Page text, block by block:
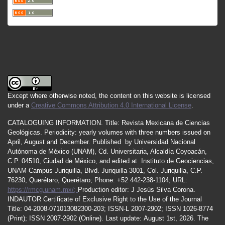
Except where otherwise noted, the content on this website is licensed
under a Creative Commons Attribution 4.0 International License.
CATALOGUING INFORMATION. Title: Revista Mexicana de Ciencias
Geológicas. Periodicity: yearly volumes with three numbers issued on
April , August and December. Published by Universidad Nacional
Autónoma de México (UNAM), Cd. Universitaria, Alcaldía Coyoacán,
C.P. 04510, Ciudad de México, and edited at Instituto de Geociencias,
UNAM-Campus Juriquilla, Blvd. Juriquilla 3001, Col. Juriquilla, C.P.
76230, Querétaro, Querétaro; Phone: +52 442-238-1104; URL:
https://rmcg.unam.mx/; Production editor: J Jesús Silva Corona.
INDAUTOR Certificate of Exclusive Right to the Use of the Journal
Title: 04-2008-071013082300-203; ISSN-L 2007-2902; ISSN 1026-8774
(Print); ISSN 2007-2902 (Online). Last update: August 1st, 2026. The